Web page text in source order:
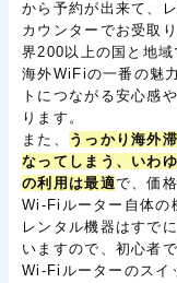
から予約が出来て、
カウンターでお受取
界200以上の国と地域
海外WiFiの一番の魅
トにつながる安心感
ります。
また、
うっかり海外
なってしまう、いわ
の利用は最適で、価
Wi-Fiルーター自体の
レンタル機器はすで
いますので、初心者
Wi-Fiルーターのスイ